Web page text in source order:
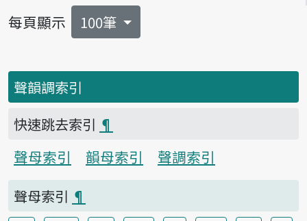
每頁顯示 100筆
聲韻調索引
快速跳去索引 ¶
聲母索引
韻母索引
聲調索引
聲母索引 ¶